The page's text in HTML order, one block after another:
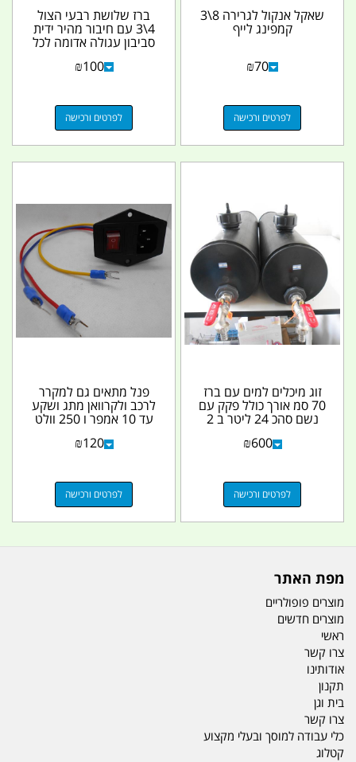
שאקל אנקול לגרירה 8\3
קמפינג לייף
₪70
לפרטים ורכישה
ברז שלושת רבעי הצול
4\3 עם חיבור מהיר ידית
סביבון עגולה אדומה לכל
מטרה ולטנק מים...
₪100
לפרטים ורכישה
זוג מיכלים למים עם ברז
70 סמ אורך כולל פקק עם
נשם סהכ 24 ליטר ב 2
₪600
לפרטים ורכישה
פנל מתאים גם למקרר
לרכב ולקרוואן מתג ושקע
עד 10 אמפר ו 250 וולט
₪120
לפרטים ורכישה
מפת האתר
מוצרים פופולריים
מוצרים חדשים
ראשי
צרו קשר
אודותינו
תקנון
בית וגן
צרו קשר
כלי עבודה למוסך ובעלי מקצוע
קטלוג